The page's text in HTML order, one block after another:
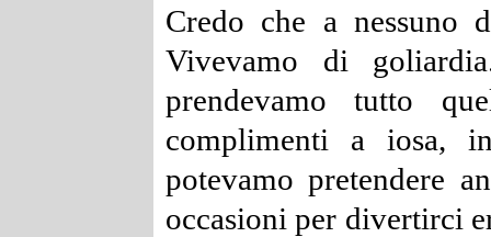
Credo che a nessuno
Vivevamo di
prendevamo tutto
complimenti a iosa,
potevamo pretendere
occasioni per divertirci